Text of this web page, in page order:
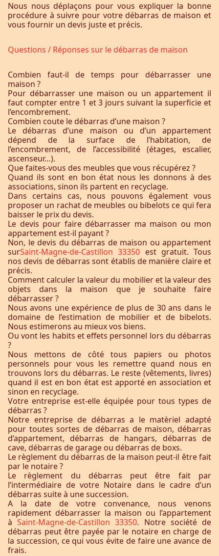
Nous nous déplaçons pour vous expliquer la bonne
procédure à suivre pour votre débarras de maison et
vous fournir un devis juste et précis.
Questions / Réponses sur le débarras de maison
Combien faut-il de temps pour débarrasser une
maison ?
Pour débarrasser une maison ou un appartement il
faut compter entre 1 et 3 jours suivant la superficie et
l’encombrement.
Combien coute le débarras d’une maison ?
Le débarras d’une maison ou d’un appartement
dépend de la surface de l’habitation, de
l’encombrement, de l’accessibilité (étages, escalier,
ascenseur…).
Que faites-vous des meubles que vous récupérez ?
Quand ils sont en bon état nous les donnons à des
associations, sinon ils partent en recyclage.
Dans certains cas, nous pouvons également vous
proposer un rachat de meubles ou bibelots ce qui fera
baisser le prix du devis.
Le devis pour faire débarrasser ma maison ou mon
appartement est-il payant ?
Non, le devis du débarras de maison ou appartement
surSaint-Magne-de-Castillon 33350 est gratuit. Tous
nos devis de débarras sont établis de manière claire et
précis.
Comment calculer la valeur du mobilier et la valeur des
objets dans la maison que je souhaite faire
débarrasser ?
Nous avons une expérience de plus de 30 ans dans le
domaine de l’estimation de mobilier et de bibelots.
Nous estimerons au mieux vos biens.
Ou vont les habits et effets personnel lors du débarras
?
Nous mettons de côté tous papiers ou photos
personnels pour vous les remettre quand nous en
trouvons lors du débarras. Le reste (vêtements, livres)
quand il est en bon état est apporté en association et
sinon en recyclage.
Votre entreprise est-elle équipée pour tous types de
débarras ?
Notre entreprise de débarras a le matèriel adapté
pour toutes sortes de débarras de maison, débarras
d’appartement, débarras de hangars, débarras de
cave, débarras de garage ou débarras de boxs.
Le règlement du débarras de la maison peut-il être fait
par le notaire ?
Le règlement du débarras peut être fait par
l’intermédiaire de votre Notaire dans le cadre d’un
débarras suite à une succession.
A la date de votre convenance, nous venons
rapidement débarrasser la maison ou l’appartement
àSaint-Magne-de-Castillon 33350. Notre société de
débarras peut être payée par le notaire en charge de
la succession, ce qui vous évite de faire une avance de
frais.